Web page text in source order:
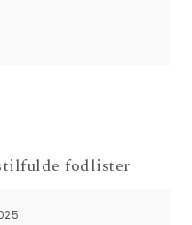
fodlister